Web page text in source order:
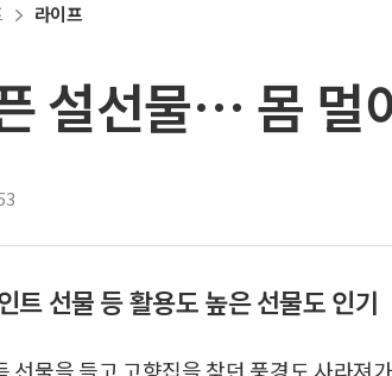
라이프
설선물… 몸 멀
트 선물 등 활용도 높은 선물도 인기